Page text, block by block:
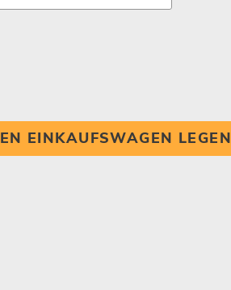
EINKAUFSWAGEN LEGEN